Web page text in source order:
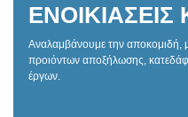
Αναλαμβάνουμε την αποκομιδή,
προιόντων αποξήλωσης,
έργων.